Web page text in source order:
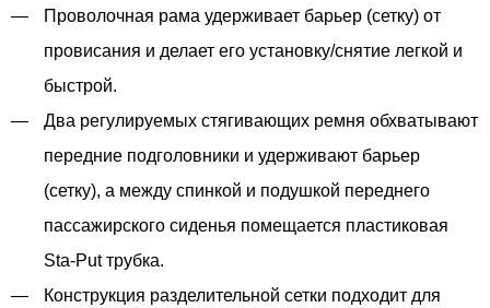
Проволочная рама удерживает барьер (сетку) от
провисания и делает его установку/снятие легкой и
быстрой.
Два регулируемых стягивающих ремня обхватывают
передние подголовники и удерживают барьер
(сетку), а между спинкой и подушкой переднего
пассажирского сиденья помещается пластиковая
Sta-Put трубка.
Конструкция разделительной сетки подходит для